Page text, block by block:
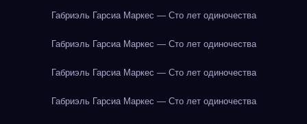
Габриэль Гарсиа Маркес — Сто лет одиночества
Габриэль Гарсиа Маркес — Сто лет одиночества
Габриэль Гарсиа Маркес — Сто лет одиночества
Габриэль Гарсиа Маркес — Сто лет одиночества